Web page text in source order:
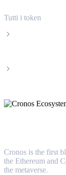
Tutti i token
Cronos is the first
the Ethereum and
the metaverse.